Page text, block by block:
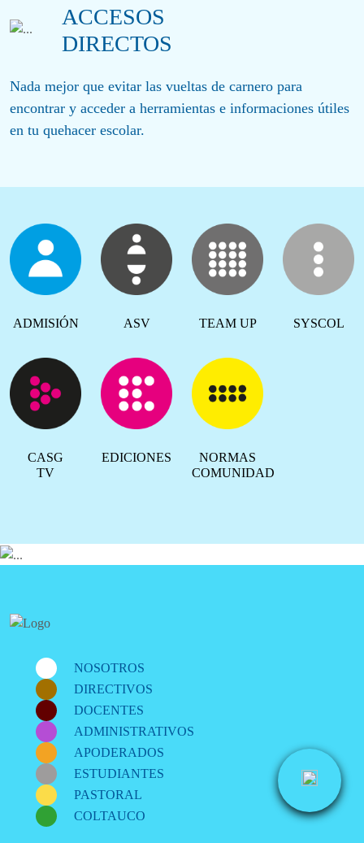
ACCESOS
DIRECTOS
Nada mejor que evitar las vueltas de carnero para
encontrar y acceder a herramientas e informaciones útiles
en tu quehacer escolar.
ADMISIÓN ASV TEAM UP SYSCOL
CASG
TV
EDICIONES
NORMAS
COMUNIDAD
NOSOTROS
DIRECTIVOS
DOCENTES
ADMINISTRATIVOS
APODERADOS
ESTUDIANTES
PASTORAL
COLTAUCO